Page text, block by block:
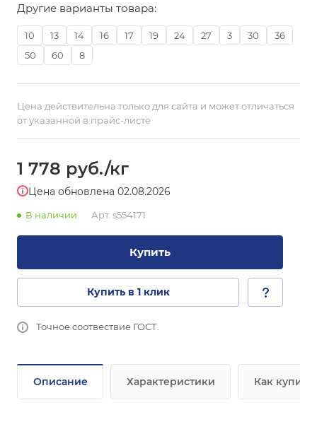
Другие варианты товара:
10 13 14 16 17 19 24 27 3 30
36
50
60 8
Цена действительна только для сайта и может отличаться
от указанной в прайс-листе
1 778 руб./кг
Цена обновлена 02.08.2026
В наличии Арт. s554171
Купить
Купить в 1 клик
Точное соотвествие ГОСТ.
Описание Характеристики Как купить